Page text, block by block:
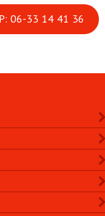
06-33 14 41 36